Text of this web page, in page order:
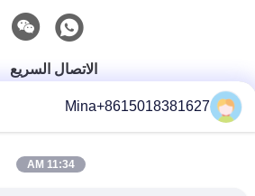
الاتصال السريع
تيل
Mina+8615018381627
11:34 AM